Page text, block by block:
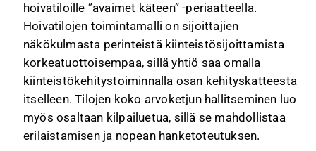
hoivatiloille ”avaimet käteen” -periaatteella.
Hoivatilojen toimintamalli on sijoittajien
näkökulmasta perinteistä kiinteistösijoittamista
korkeatuottoisempaa, sillä yhtiö saa omalla
kiinteistökehitystoiminnalla osan kehityskatteesta
itselleen. Tilojen koko arvoketjun hallitseminen luo
myös osaltaan kilpailuetua, sillä se mahdollistaa
erilaistamisen ja nopean hanketoteutuksen.